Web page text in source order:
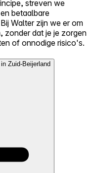
streven we
betaalbare
Walter zijn we er om
zonder dat je je zorgen
of onnodige risico's.
Zuid-Beijerland